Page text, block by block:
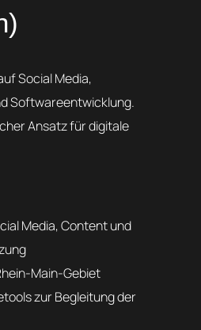
Social Media,
Softwareentwicklung.
Ansatz für digitale
Main-Gebiet